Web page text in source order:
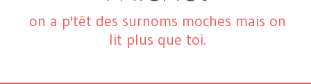
on a p'têt des surnoms moches mais on
lit plus que toi.